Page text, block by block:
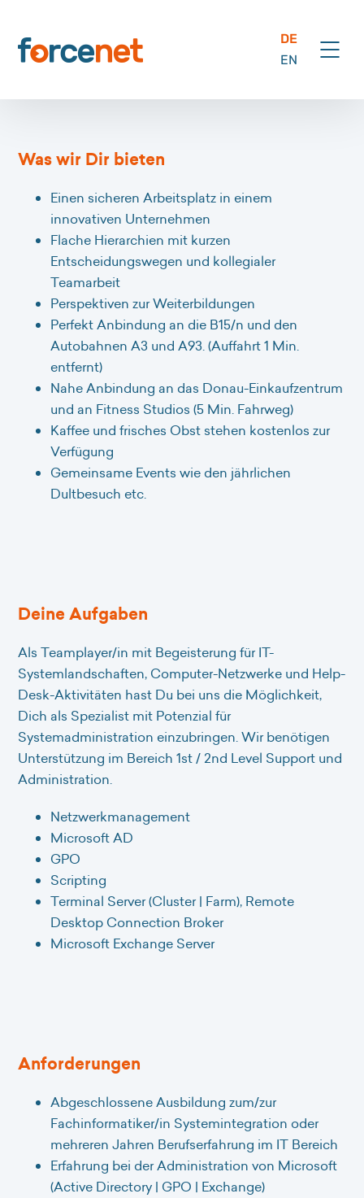
DE
EN
Was wir Dir bieten
Einen sicheren Arbeitsplatz in einem
innovativen Unternehmen
Flache Hierarchien mit kurzen
Entscheidungswegen und kollegialer
Teamarbeit
Perspektiven zur Weiterbildungen
Perfekt Anbindung an die B15/n und den
Autobahnen A3 und A93. (Auffahrt 1 Min.
entfernt)
Nahe Anbindung an das Donau-Einkaufzentrum
und an Fitness Studios (5 Min. Fahrweg)
Kaffee und frisches Obst stehen kostenlos zur
Verfügung
Gemeinsame Events wie den jährlichen
Dultbesuch etc.
Deine Aufgaben
Als Teamplayer/in mit Begeisterung für IT-
Systemlandschaften, Computer-Netzwerke und Help-
Desk-Aktivitäten hast Du bei uns die Möglichkeit,
Dich als Spezialist mit Potenzial für
Systemadministration einzubringen. Wir benötigen
Unterstützung im Bereich 1st / 2nd Level Support und
Administration.
Netzwerkmanagement
Microsoft AD
GPO
Scripting
Terminal Server (Cluster | Farm), Remote
Desktop Connection Broker
Microsoft Exchange Server
Anforderungen
Abgeschlossene Ausbildung zum/zur
Fachinformatiker/in Systemintegration oder
mehreren Jahren Berufserfahrung im IT Bereich
Erfahrung bei der Administration von Microsoft
(Active Directory | GPO | Exchange)